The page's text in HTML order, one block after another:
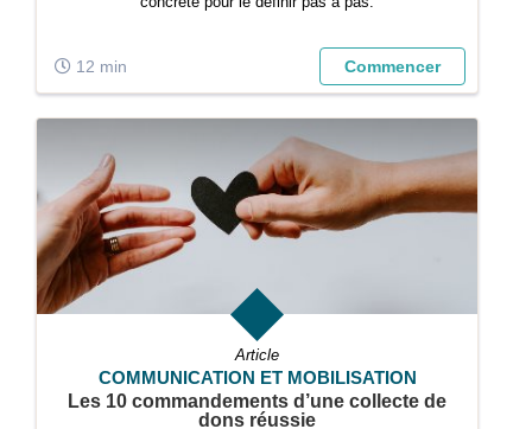
12 min Commencer
Article
COMMUNICATION ET MOBILISATION
Les 10 commandements d’une collecte de
dons réussie